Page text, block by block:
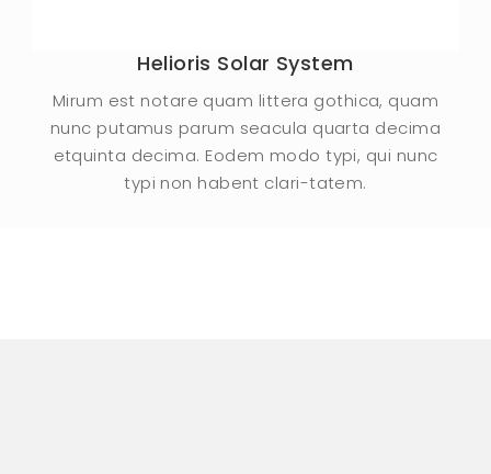
Helioris Solar System
Mirum est notare quam littera gothica, quam
nunc putamus parum seacula quarta decima
etquinta decima. Eodem modo typi, qui nunc
typi non habent clari-tatem.